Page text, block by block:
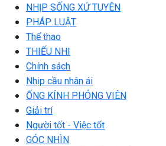
NHỊP SỐNG XỨ TUYÊN
PHÁP LUẬT
Thể thao
THIẾU NHI
Chính sách
Nhịp cầu nhân ái
ỐNG KÍNH PHÓNG VIÊN
Giải trí
Người tốt - Việc tốt
GÓC NHÌN